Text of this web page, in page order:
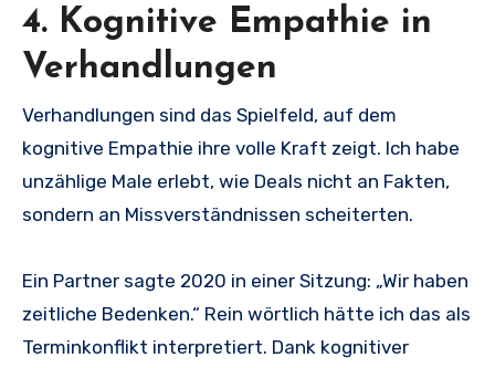
4. Kognitive Empathie in
Verhandlungen
Verhandlungen sind das Spielfeld, auf dem
kognitive Empathie ihre volle Kraft zeigt. Ich habe
unzählige Male erlebt, wie Deals nicht an Fakten,
sondern an Missverständnissen scheiterten.
Ein Partner sagte 2020 in einer Sitzung: „Wir haben
zeitliche Bedenken.“ Rein wörtlich hätte ich das als
Terminkonflikt interpretiert. Dank kognitiver